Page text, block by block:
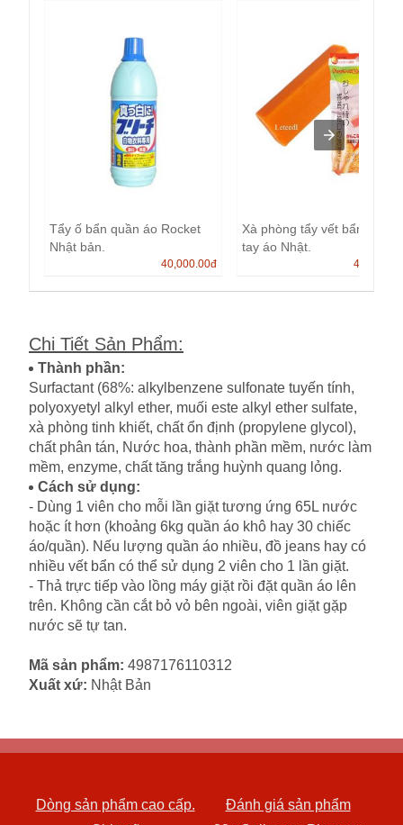
Tẩy ố bẩn quần áo Rocket
Nhật bản.
40,000.00đ
Xà phòng tẩy vết bẩn cổ áo,
tay áo Nhật.
45,000.00
Chi Tiết Sản Phẩm:
Thành phần:
Surfactant (68%: alkylbenzene sulfonate tuyến tính,
polyoxyetyl ​​alkyl ether, muối este alkyl ether sulfate,
xà phòng tinh khiết, chất ổn định (propylene glycol),
chất phân tán, Nước hoa, thành phần mềm, nước làm
mềm, enzyme, chất tăng trắng huỳnh quang lỏng.
Cách sử dụng:
- Dùng 1 viên cho mỗi lần giặt tương ứng 65L nước
hoặc ít hơn (khoảng 6kg quần áo khô hay 30 chiếc
áo/quần). Nếu lượng quần áo nhiều, đồ jeans hay có
nhiều vết bẩn có thể sử dụng 2 viên cho 1 lần giặt.
- Thả trực tiếp vào lồng máy giặt rồi đặt quần áo lên
trên. Không cần cắt bỏ vỏ bên ngoài, viên giặt gặp
nước sẽ tự tan.
Mã sản phẩm: 4987176110312
Xuất xứ: Nhật Bản
Dòng sản phẩm cao cấp.
Đánh giá sản phẩm